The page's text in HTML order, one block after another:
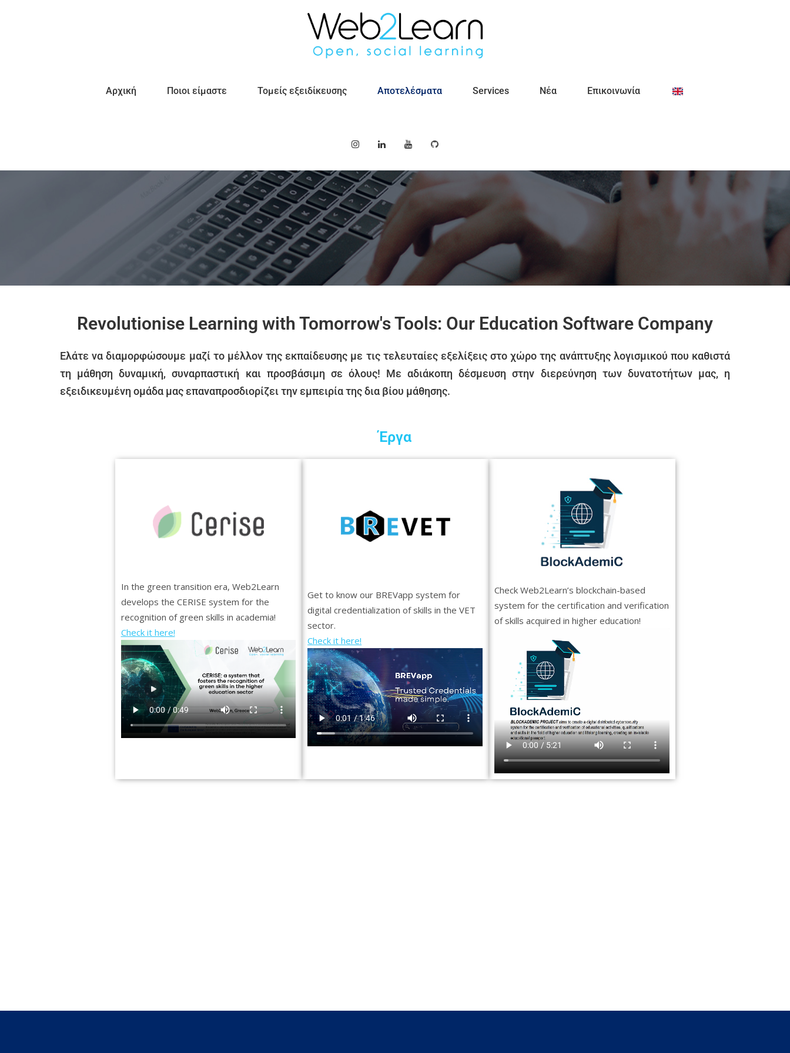
Αρχική Ποιοι είμαστε Τομείς εξειδίκευσης Αποτελέσματα Services Νέα Επικοινωνία
Λύσεις λογισμικού
Revolutionise Learning with Tomorrow's Tools: Our Education Software Company
Ελάτε να διαμορφώσουμε μαζί το μέλλον της εκπαίδευσης με τις τελευταίες εξελίξεις στο χώρο της ανάπτυξης λογισμικού που καθιστά
τη μάθηση δυναμική, συναρπαστική και προσβάσιμη σε όλους! Με αδιάκοπη δέσμευση στην διερεύνηση των δυνατοτήτων μας, η
εξειδικευμένη ομάδα μας επαναπροσδιορίζει την εμπειρία της δια βίου μάθησης.
Έργα
In the green transition era, Web2Learn
develops the CERISE system for the
recognition of green skills in academia!
Check it here!
Get to know our BREVapp system for
digital credentialization of skills in the VET
sector.
Check it here!
Check Web2Learn’s blockchain-based
system for the certification and verification
of skills acquired in higher education!